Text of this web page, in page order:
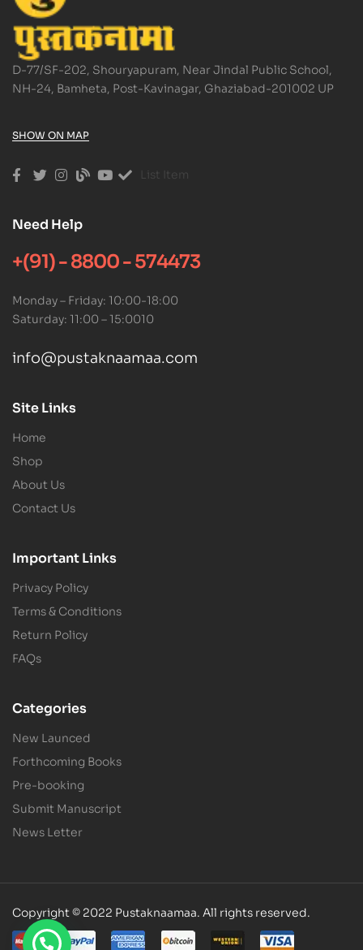
D-77/SF-202, Shouryapuram, Near Jindal Public School,
NH-24, Bamheta, Post-Kavinagar, Ghaziabad-201002 UP
SHOW ON MAP
List Item
Need Help
+(91) - 8800 - 574473
Monday – Friday: 10:00-18:00
Saturday: 11:00 – 15:0010
info@pustaknaamaa.com
Site Links
Home
Shop
About Us
Contact Us
Important Links
Privacy Policy
Terms & Conditions
Return Policy
FAQs
Categories
New Launced
Forthcoming Books
Pre-booking
Submit Manuscript
News Letter
Copyright © 2022 Pustaknaamaa. All rights reserved.